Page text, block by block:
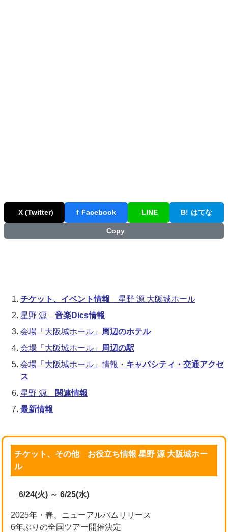
X (Twitter) f Facebook LINE B! はてな
Copy
チケット、イベント情報 星野 源 大阪城ホール
星野 源 音楽Dics情報
会場「大阪城ホール」
周辺のホテル
会場「大阪城ホール」
周辺の駅
会場「大阪城ホール」情報・ キャパシティ・交通アクセ
ス
星野 源
関連情報
最新情報
チケット、その他 お役立ち情報 星野 源 大阪城ホー
ル
6/24(火) ～ 6/25(水)
2025年・春、ニューアルバムリリース
6年ぶりの全国ツアー開催決定